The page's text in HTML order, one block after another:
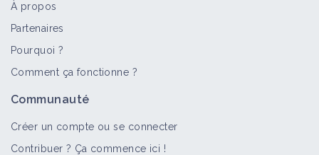
À propos
Partenaires
Pourquoi ?
Comment ça fonctionne ?
Communauté
Créer un compte ou se connecter
Contribuer ? Ça commence ici !